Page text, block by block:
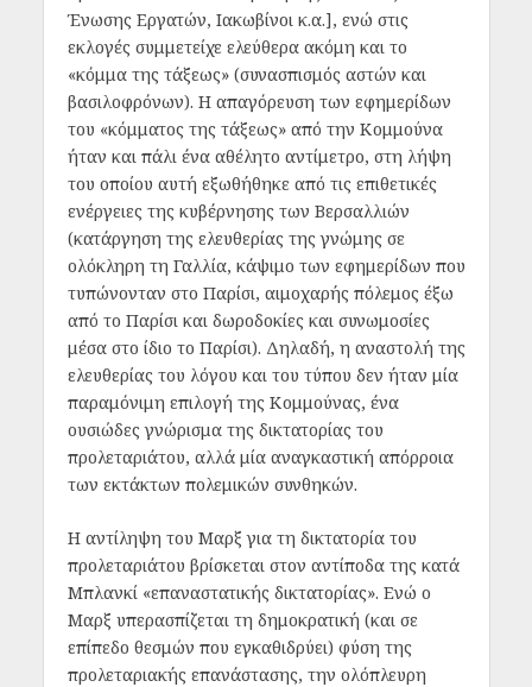
Ένωσης Εργατών, Ιακωβίνοι κ.α.], ενώ στις
εκλογές συμμετείχε ελεύθερα ακόμη και το
«κόμμα της τάξεως» (συνασπισμός αστών και
βασιλοφρόνων). Η απαγόρευση των εφημερίδων
του «κόμματος της τάξεως» από την Κομμούνα
ήταν και πάλι ένα αθέλητο αντίμετρο, στη λήψη
του οποίου αυτή εξωθήθηκε από τις επιθετικές
ενέργειες της κυβέρνησης των Βερσαλλιών
(κατάργηση της ελευθερίας της γνώμης σε
ολόκληρη τη Γαλλία, κάψιμο των εφημερίδων που
τυπώνονταν στο Παρίσι, αιμοχαρής πόλεμος έξω
από το Παρίσι και δωροδοκίες και συνωμοσίες
μέσα στο ίδιο το Παρίσι). Δηλαδή, η αναστολή της
ελευθερίας του λόγου και του τύπου δεν ήταν μία
παραμόνιμη επιλογή της Κομμούνας, ένα
ουσιώδες γνώρισμα της δικτατορίας του
προλεταριάτου, αλλά μία αναγκαστική απόρροια
των εκτάκτων πολεμικών συνθηκών.
Η αντίληψη του Μαρξ για τη δικτατορία του
προλεταριάτου βρίσκεται στον αντίποδα της κατά
Μπλανκί «επαναστατικής δικτατορίας». Ενώ ο
Μαρξ υπερασπίζεται τη δημοκρατική (και σε
επίπεδο θεσμών που εγκαθιδρύει) φύση της
προλεταριακής επανάστασης, την ολόπλευρη